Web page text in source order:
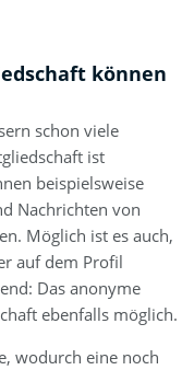
können
schon viele
ist
beispielsweise
Nachrichten von
Möglich ist es auch,
auf dem Profil
Das anonyme
ebenfalls möglich.
wodurch eine noch